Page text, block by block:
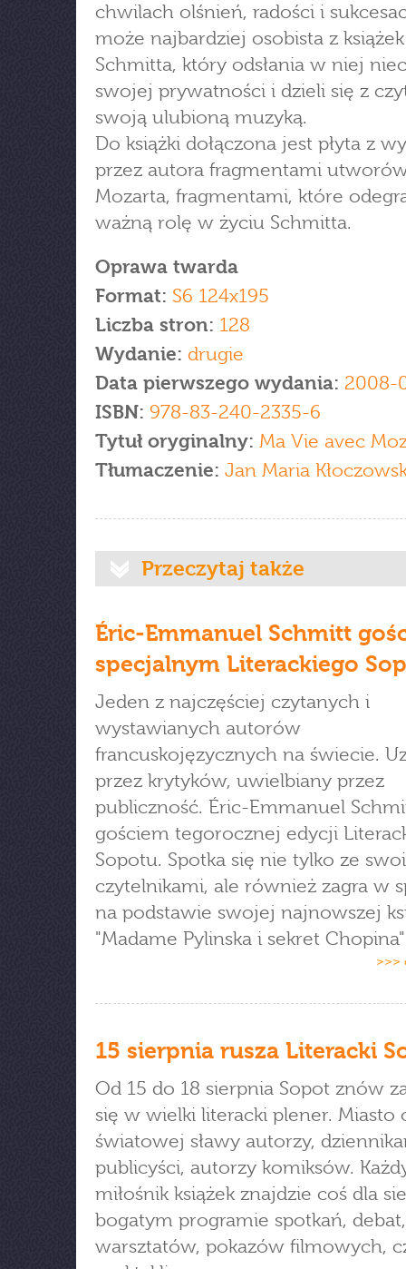
chwilach olśnień, radości i
może najbardziej osobista z książek
Schmitta, który odsłania w niej
swojej prywatności i dzieli się z
swoją ulubioną muzyką.
Do książki dołączona jest płyta z
przez autora fragmentami
Mozarta, fragmentami, które
ważną rolę w życiu Schmitta.
Oprawa twarda
Format: S6 124x195
Liczba stron: 128
Wydanie: drugie
Data pierwszego wydania: 2008-
ISBN: 978-83-240-2335-6
Tytuł oryginalny: Ma Vie avec
Tłumaczenie: Jan Maria
Przeczytaj także
Éric-Emmanuel Schmitt
specjalnym Literackiego
Jeden z najczęściej czytanych i
wystawianych autorów
francuskojęzycznych na świecie.
przez krytyków, uwielbiany przez
publiczność. Éric-Emmanuel
gościem tegorocznej edycji
Sopotu. Spotka się nie tylko ze
czytelnikami, ale również zagra w
na podstawie swojej najnowszej
"Madame Pylinska i sekret
>>>
15 sierpnia rusza Literacki
Od 15 do 18 sierpnia Sopot znów
się w wielki literacki plener. Miasto
światowej sławy autorzy,
publicyści, autorzy komiksów.
miłośnik książek znajdzie coś dla
bogatym programie spotkań, debat,
warsztatów, pokazów filmowych,